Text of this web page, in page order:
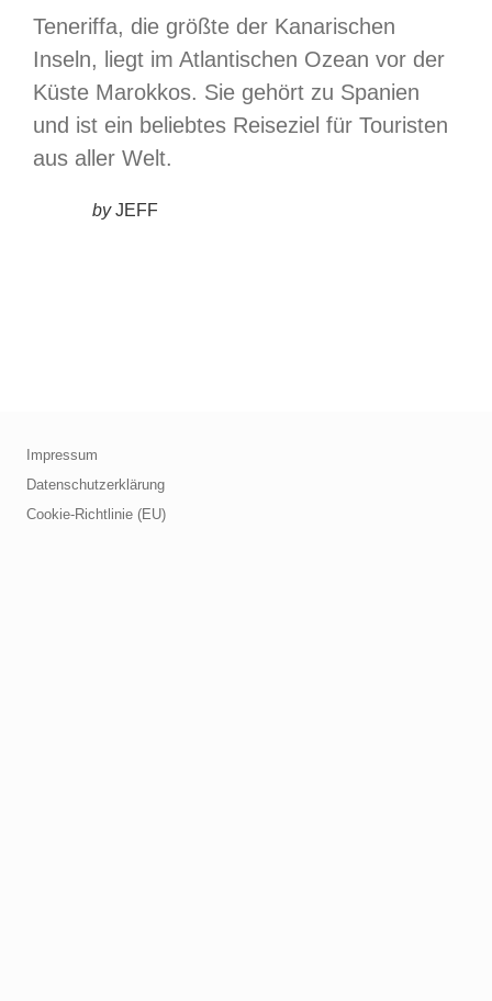
Teneriffa, die größte der Kanarischen
Inseln, liegt im Atlantischen Ozean vor der
Küste Marokkos. Sie gehört zu Spanien
und ist ein beliebtes Reiseziel für Touristen
aus aller Welt.
by JEFF
Impressum
Datenschutzerklärung
Cookie-Richtlinie (EU)